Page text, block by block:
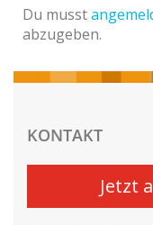
Du musst
abzugeben.
KONTAKT
Jetzt